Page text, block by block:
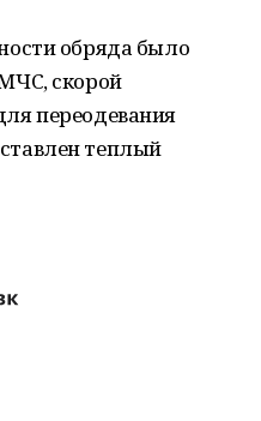
обряда было
скорой
переодевания
теплый